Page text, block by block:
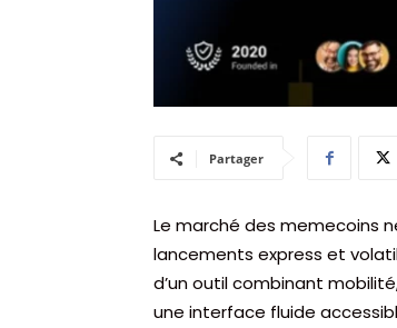
Partager
Le marché des memecoins
lancements express et
d’un outil combinant
une interface fluide